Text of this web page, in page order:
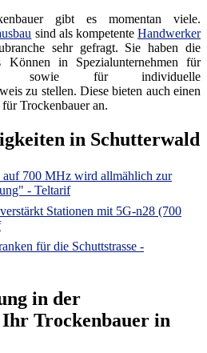
gibt es momentan viele.
sind als kompetenteHandwerker
sehr gefragt. Sie haben die
in Spezialunternehmen für
sowie für individuelle
zu stellen. Diese bieten auch einen
Trockenbauer an.
in Schutterwald
700 MHz wird allmählich zur
- Teltarif
Stationen mit 5G-n28 (700
für die Schuttstrasse -
in der
Trockenbauer in